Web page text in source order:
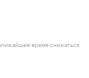
время снижаться